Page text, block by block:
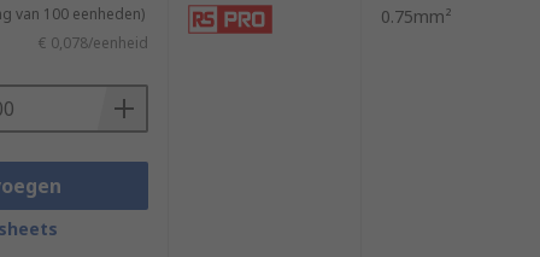
van 100 eenheden)
€ 0,078/eenheid
0.75mm²